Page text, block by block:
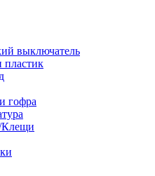
выключатель
гофра
Клещи